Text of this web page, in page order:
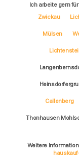
Ich arbeite gern
Zwickau
Mülsen
Callenberg
Thonhausen
Weitere